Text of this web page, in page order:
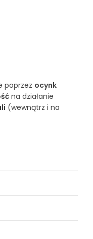
poprzez ocynk
na działanie
(wewnątrz i na